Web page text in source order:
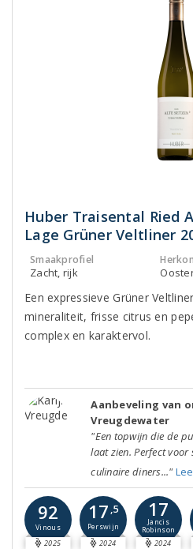
Huber Traisental Ried
Lage Grüner Veltliner
Smaakprofiel
Zacht, rijk
Een expressieve Grüner
mineraliteit, frisse citrus en
complex en karaktervol.
Aanbeveling van
Vreugdewater
"Een topwijn die de
laat zien. Perfect voor
culinaire diners..."
92
Vinous
2025
17 ,5
Perswijn
2024
17
Jancis
Robinson
2024